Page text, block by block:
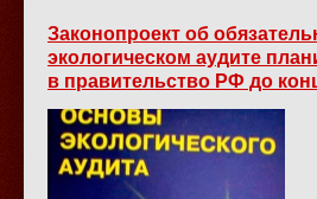
Законопроект об
экологическом аудите
в правительство РФ до